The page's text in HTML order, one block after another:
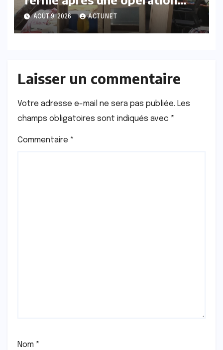
d’évacuation
AOÛT 9, 2026 ACTUNET
Laisser un commentaire
Votre adresse e-mail ne sera pas publiée. Les
champs obligatoires sont indiqués avec *
Commentaire *
Nom *